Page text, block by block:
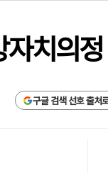
치의
구글 검색 선호 출처